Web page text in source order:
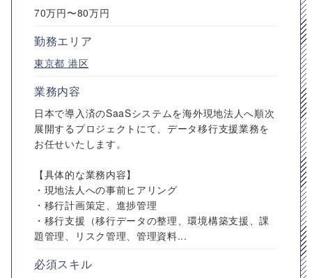
70万円〜80万円
勤務エリア
東京都 港区
業務内容
日本で導入済のSaaSシステムを海外現地法人へ順次
展開するプロジェクトにて、データ移行支援業務を
お任せいたします。
【具体的な業務内容】
・現地法人への事前ヒアリング
・移行計画策定、進捗管理
・移行支援（移行データの整理、環境構築支援、課
題管理、リスク管理、管理資料...
必須スキル